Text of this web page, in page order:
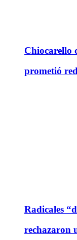
Chiocarello
prometió
Radicales
rechazaron